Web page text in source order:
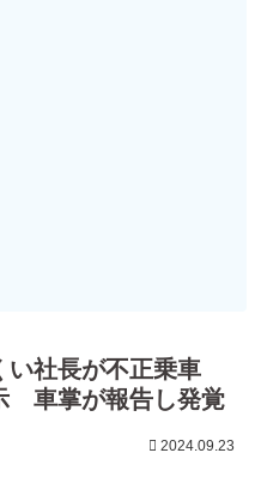
い社長が不正乗車
車掌が報告し発覚
2024.09.23